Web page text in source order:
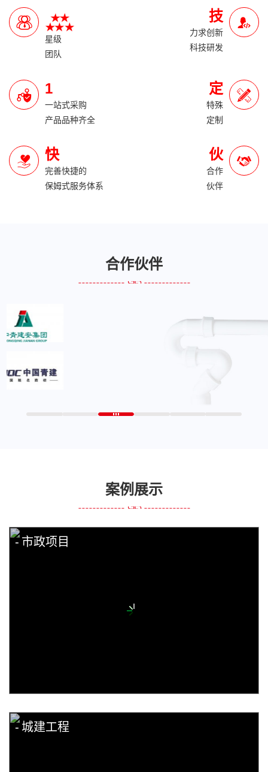
星级
团队
技
力求创新
科技研发
1
一站式采购
产品品种齐全
定
特殊
定制
快
完善快捷的
保姆式服务体系
伙
合作
伙伴
合作伙伴
案例展示
市政项目
城建工程